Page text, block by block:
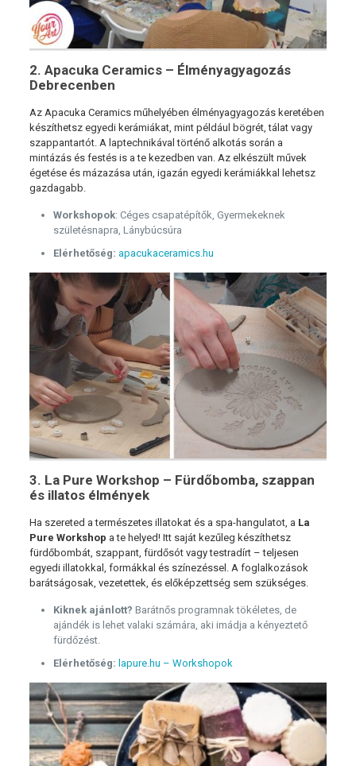
2. Apacuka Ceramics – Élményagyagozás
Debrecenben
Az Apacuka Ceramics műhelyében élményagyagozás keretében
készíthetsz egyedi kerámiákat, mint például bögrét, tálat vagy
szappantartót. A laptechnikával történő alkotás során a
mintázás és festés is a te kezedben van. Az elkészült művek
égetése és mázazása után, igazán egyedi kerámiákkal lehetsz
gazdagabb.
Workshopok: Céges csapatépítők, Gyermekeknek
születésnapra, Lánybúcsúra
Elérhetőség: apacukaceramics.hu
3. La Pure Workshop – Fürdőbomba, szappan
és illatos élmények
Ha szereted a természetes illatokat és a spa-hangulatot, a La
Pure Workshop a te helyed! Itt saját kezűleg készíthetsz
fürdőbombát, szappant, fürdősót vagy testradírt – teljesen
egyedi illatokkal, formákkal és színezéssel. A foglalkozások
barátságosak, vezetettek, és előképzettség sem szükséges.
Kiknek ajánlott? Barátnős programnak tökéletes, de
ajándék is lehet valaki számára, aki imádja a kényeztető
fürdőzést.
Elérhetőség: lapure.hu – Workshopok